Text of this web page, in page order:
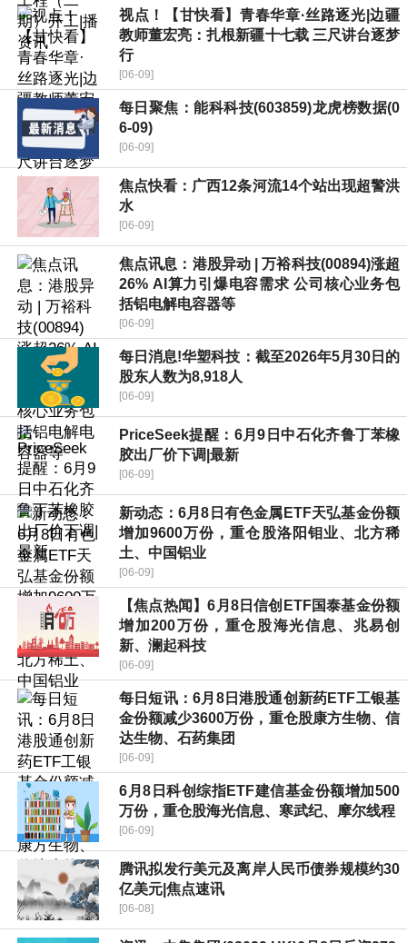
视点！【甘快看】青春华章·丝路逐光|边疆
教师董宏亮：扎根新疆十七载 三尺讲台逐梦
行
[06-09]
每日聚焦：能科科技(603859)龙虎榜数据(0
6-09)
[06-09]
焦点快看：广西12条河流14个站出现超警洪
水
[06-09]
焦点讯息：港股异动 | 万裕科技(00894)涨超
26% AI算力引爆电容需求 公司核心业务包
括铝电解电容器等
[06-09]
每日消息!华塑科技：截至2026年5月30日的
股东人数为8,918人
[06-09]
PriceSeek提醒：6月9日中石化齐鲁丁苯橡
胶出厂价下调|最新
[06-09]
新动态：6月8日有色金属ETF天弘基金份额
增加9600万份，重仓股洛阳钼业、北方稀
土、中国铝业
[06-09]
【焦点热闻】6月8日信创ETF国泰基金份额
增加200万份，重仓股海光信息、兆易创
新、澜起科技
[06-09]
每日短讯：6月8日港股通创新药ETF工银基
金份额减少3600万份，重仓股康方生物、信
达生物、石药集团
[06-09]
6月8日科创综指ETF建信基金份额增加500
万份，重仓股海光信息、寒武纪、摩尔线程
[06-09]
腾讯拟发行美元及离岸人民币债券规模约30
亿美元|焦点速讯
[06-08]